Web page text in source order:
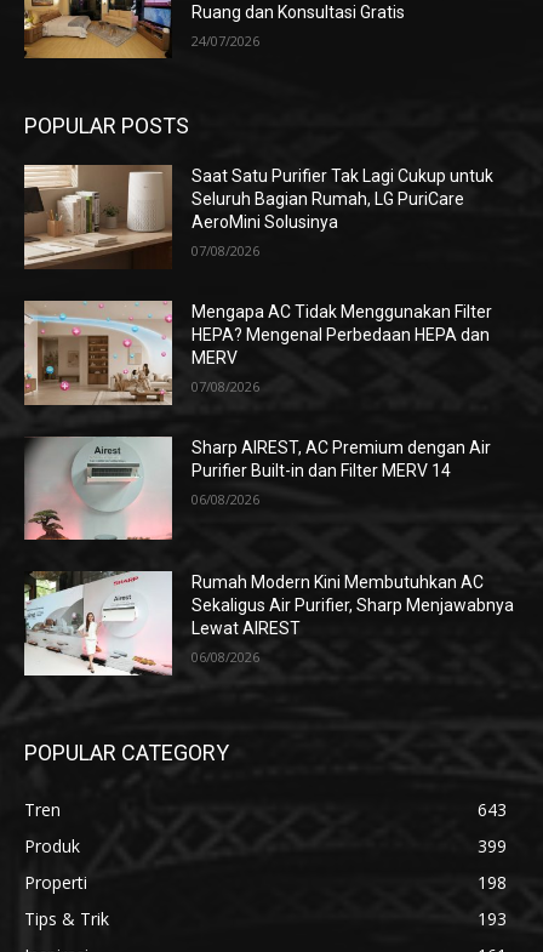
Ruang dan Konsultasi Gratis
24/07/2026
POPULAR POSTS
Saat Satu Purifier Tak Lagi Cukup untuk
Seluruh Bagian Rumah, LG PuriCare
AeroMini Solusinya
07/08/2026
Mengapa AC Tidak Menggunakan Filter
HEPA? Mengenal Perbedaan HEPA dan
MERV
07/08/2026
Sharp AIREST, AC Premium dengan Air
Purifier Built-in dan Filter MERV 14
06/08/2026
Rumah Modern Kini Membutuhkan AC
Sekaligus Air Purifier, Sharp Menjawabnya
Lewat AIREST
06/08/2026
POPULAR CATEGORY
Tren
643
Produk
399
Properti
198
Tips & Trik
193